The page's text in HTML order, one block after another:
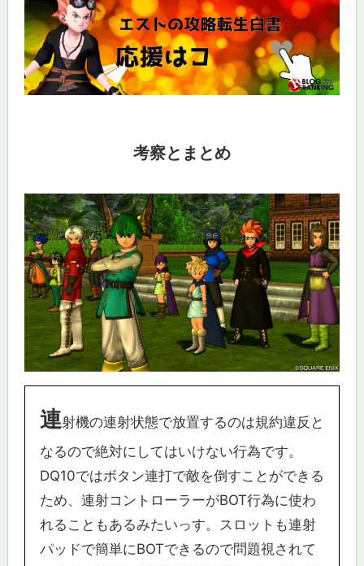
考察とまとめ
連射機の連射状態で放置するのは規約違反と
なるので絶対にしてはいけない行為です。
DQ10ではボタン連打で敵を倒すことができる
ため、連射コントローラーがBOT行為に使わ
れることもあるみたいっす。スロットも連射
パッドで簡単にBOTできるので問題視されて